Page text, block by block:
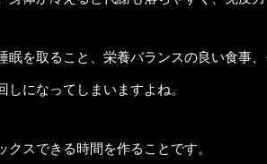
眠を取ること、栄養バランスの良い食事
になってしまいますよね。
スできる時間を作ることです。